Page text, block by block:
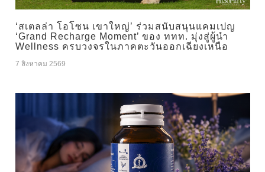
‘สเตลล่า โอโซน เขาใหญ่’ ร่วมสนับสนุนแคมเปญ
‘Grand Recharge Moment’ ของ ททท. มุ่งสู่ผู้นำ
Wellness ครบวงจรในภาคตะวันออกเฉียงเหนือ
7 สิงหาคม 2569